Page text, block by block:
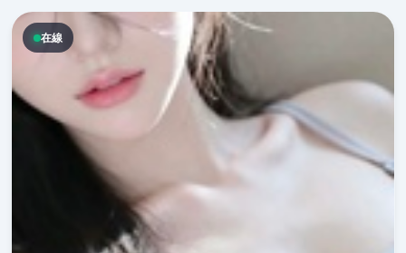
在線